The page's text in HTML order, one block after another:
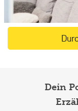
Dein